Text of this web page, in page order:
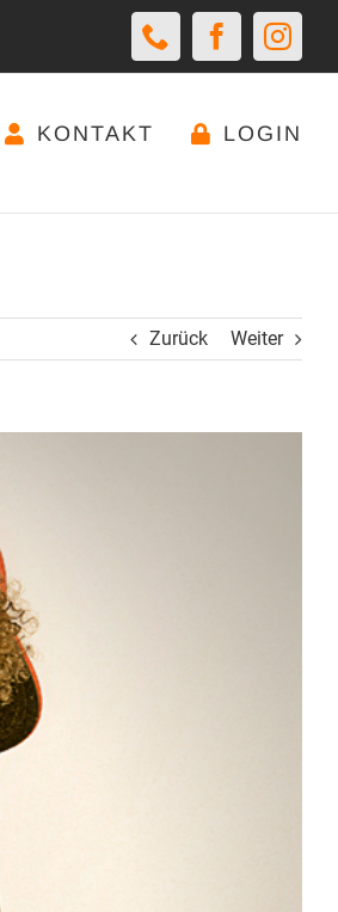
TelefonFacebook
KONTAKT LOGIN
Zurück Weiter